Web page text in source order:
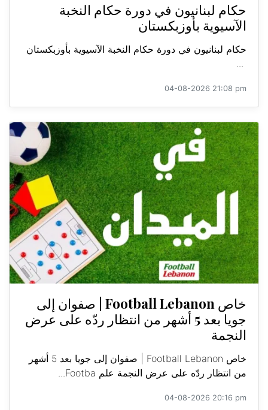
حكام لبنانيون في دورة حكام النخبة
الآسيوية بأوزبكستان
حكام لبنانيون في دورة حكام النخبة الآسيوية بأوزبكستان
...
04-08-2026 21:08 pm
خاص Football Lebanon | صفوان إلى
جويا بعد 5 أشهر من انتظار ردّه على عرض
النجمة
خاص Football Lebanon | صفوان إلى جويا بعد 5 أشهر
من انتظار ردّه على عرض النجمة علم Footba...
04-08-2026 20:16 pm